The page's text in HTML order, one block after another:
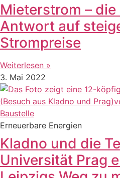
Mieterstrom –
Antwort auf
Strompreise
Weiterlesen »
3. Mai 2022
Erneuerbare Energien
Kladno und die
Universität Prag